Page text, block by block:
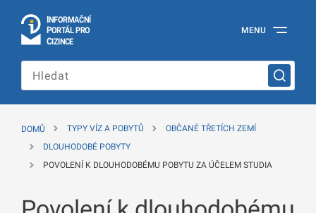
INFORMAČNÍ
PORTÁL PRO
CIZINCE
portál
cizince
Ministerstva
České
republiky
MENU
DOMŮ TYPY VÍZ A POBYTŮ
OBČANÉ TŘETÍCH ZEMÍ
DLOUHODOBÉ POBYTY
POVOLENÍ K DLOUHODOBÉMU POBYTU ZA ÚČELEM STUDIA